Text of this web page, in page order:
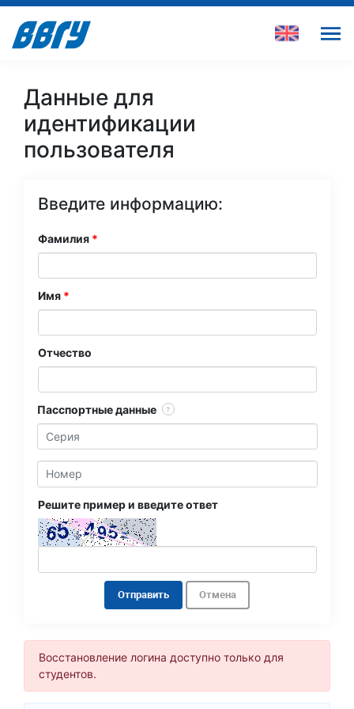
Данные для
идентификации
пользователя
Введите информацию:
Фамилия
Имя
Отчество
Пасспортные данные ?
Решите пример и введите ответ
Отправить Отмена
Восстановление логина доступно только для
студентов.